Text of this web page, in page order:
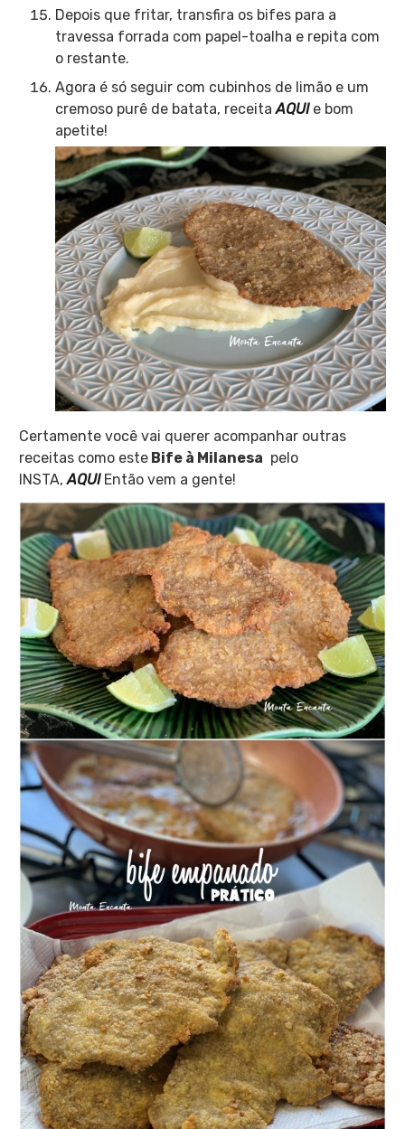
Depois que fritar, transfira os bifes para a
travessa forrada com papel-toalha e repita com
o restante.
Agora é só seguir com cubinhos de limão e um
cremoso purê de batata, receitaAQUI e bom
apetite!
Certamente você vai querer acompanhar outras
receitas como esteBife à Milanesa pelo
INSTA,AQUIEntão vem a gente!